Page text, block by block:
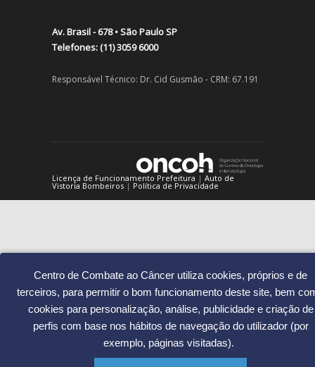
Centro de Combate ao Câncer utiliza cookies, próprios e de
terceiros, para permitir o bom funcionamento deste site, bem
cookies para personalização, análise, publicidade e criação de
perfis com base nos hábitos de navegação do utilizador (por
exemplo, páginas visitadas).
13/07/2015
Av. Brasil - 678 • São Paulo SP
Telefones: (11) 3059 6000
Responsável Técnico: Dr. Cid Gusmão - CRM: 67.191
Licença de Funcionamento Prefeitura | Auto de
Vistoria Bombeiros | Política de Privacidade